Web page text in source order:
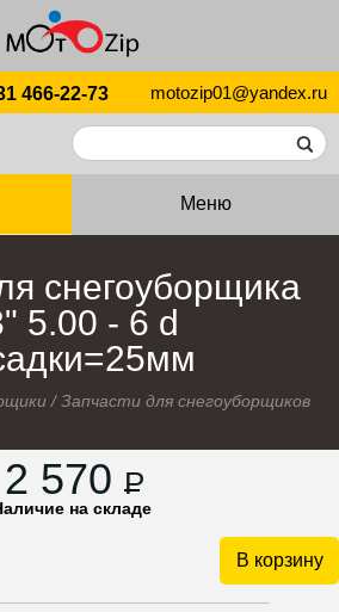
466-22-73 motozip01@yandex.ru
Меню
снегоуборщика
5.00 - 6 d
/Запчасти для снегоуборщиков
2 570 P
на складе
В корзину